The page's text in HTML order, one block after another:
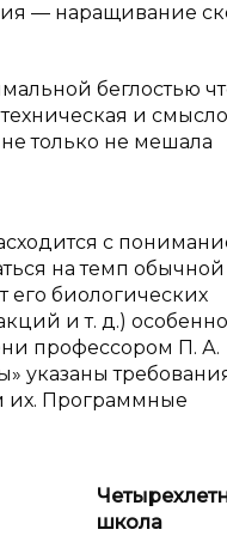
— наращивание
беглостью
техническая и
только не мешала
с
на темп
его биологических
и т. д.)
профессором П. А.
указаны
их. Программные
школа